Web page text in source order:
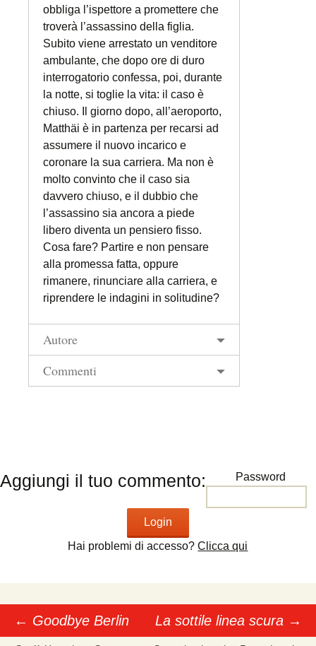
obbliga l’ispettore a promettere che
troverà l’assassino della figlia.
Subito viene arrestato un venditore
ambulante, che dopo ore di duro
interrogatorio confessa, poi, durante
la notte, si toglie la vita: il caso è
chiuso. Il giorno dopo, all’aeroporto,
Matthäi è in partenza per recarsi ad
assumere il nuovo incarico e
coronare la sua carriera. Ma non è
molto convinto che il caso sia
davvero chiuso, e il dubbio che
l’assassino sia ancora a piede
libero diventa un pensiero fisso.
Cosa fare? Partire e non pensare
alla promessa fatta, oppure
rimanere, rinunciare alla carriera, e
riprendere le indagini in solitudine?
Autore
Commenti
Aggiungi il tuo commento: Password
Hai problemi di accesso?Clicca qui
← Goodbye Berlin La sottile linea scura →